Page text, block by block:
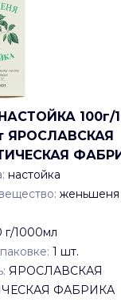
100г/
ЯРОСЛАВСКАЯ
настойка
женьшеня
г/1000мл
1 шт.
ЯРОСЛАВСКАЯ
ФАБРИКА